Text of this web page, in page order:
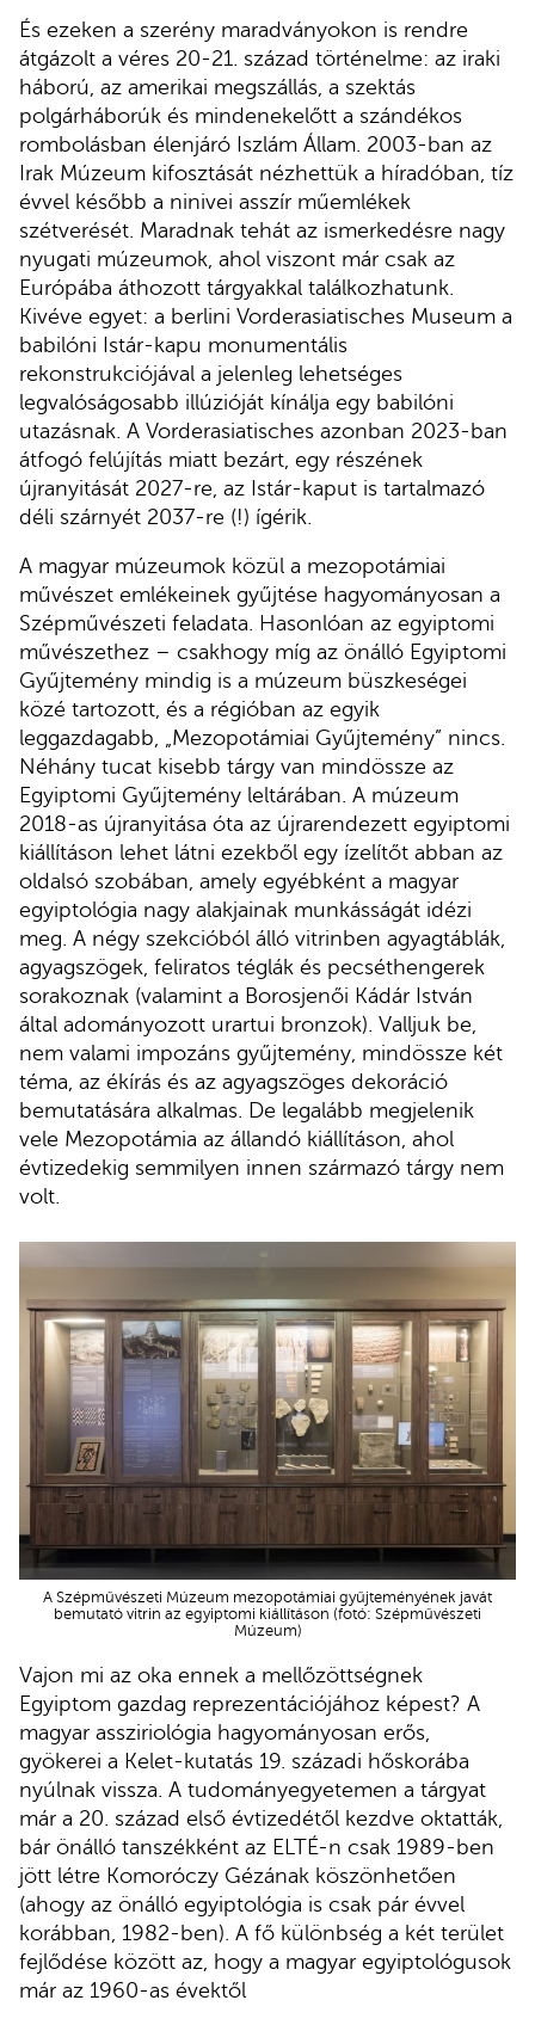
És ezeken a szerény maradványokon is rendre
átgázolt a véres 20-21. század történelme: az iraki
háború, az amerikai megszállás, a szektás
polgárháborúk és mindenekelőtt a szándékos
rombolásban élenjáró Iszlám Állam. 2003-ban az
Irak Múzeum kifosztását nézhettük a híradóban, tíz
évvel később a ninivei asszír műemlékek
szétverését. Maradnak tehát az ismerkedésre nagy
nyugati múzeumok, ahol viszont már csak az
Európába áthozott tárgyakkal találkozhatunk.
Kivéve egyet: a berlini Vorderasiatisches Museum a
babilóni Istár-kapu monumentális
rekonstrukciójával a jelenleg lehetséges
legvalóságosabb illúzióját kínálja egy babilóni
utazásnak. A Vorderasiatisches azonban 2023-ban
átfogó felújítás miatt bezárt, egy részének
újranyitását 2027-re, az Istár-kaput is tartalmazó
déli szárnyét 2037-re (!) ígérik.
A magyar múzeumok közül a mezopotámiai
művészet emlékeinek gyűjtése hagyományosan a
Szépművészeti feladata. Hasonlóan az egyiptomi
művészethez – csakhogy míg az önálló Egyiptomi
Gyűjtemény mindig is a múzeum büszkeségei
közé tartozott, és a régióban az egyik
leggazdagabb, „Mezopotámiai Gyűjtemény” nincs.
Néhány tucat kisebb tárgy van mindössze az
Egyiptomi Gyűjtemény leltárában. A múzeum
2018-as újranyitása óta az újrarendezett egyiptomi
kiállításon lehet látni ezekből egy ízelítőt abban az
oldalsó szobában, amely egyébként a magyar
egyiptológia nagy alakjainak munkásságát idézi
meg. A négy szekcióból álló vitrinben agyagtáblák,
agyagszögek, feliratos téglák és pecséthengerek
sorakoznak (valamint a Borosjenői Kádár István
által adományozott urartui bronzok). Valljuk be,
nem valami impozáns gyűjtemény, mindössze két
téma, az ékírás és az agyagszöges dekoráció
bemutatására alkalmas. De legalább megjelenik
vele Mezopotámia az állandó kiállításon, ahol
évtizedekig semmilyen innen származó tárgy nem
volt.
A Szépművészeti Múzeum mezopotámiai gyűjteményének javát
bemutató vitrin az egyiptomi kiállításon (fotó: Szépművészeti
Múzeum)
Vajon mi az oka ennek a mellőzöttségnek
Egyiptom gazdag reprezentációjához képest? A
magyar assziriológia hagyományosan erős,
gyökerei a Kelet-kutatás 19. századi hőskorába
nyúlnak vissza. A tudományegyetemen a tárgyat
már a 20. század első évtizedétől kezdve oktatták,
bár önálló tanszékként az ELTÉ-n csak 1989-ben
jött létre Komoróczy Gézának köszönhetően
(ahogy az önálló egyiptológia is csak pár évvel
korábban, 1982-ben). A fő különbség a két terület
fejlődése között az, hogy a magyar egyiptológusok
már az 1960-as évektől